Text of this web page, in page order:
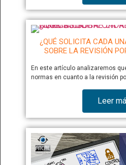
¿QUÉ SOLICITA CADA
SOBRE LA REVISIÓN
En este artículo analizaremos
normas en cuanto a la revisión
Leer